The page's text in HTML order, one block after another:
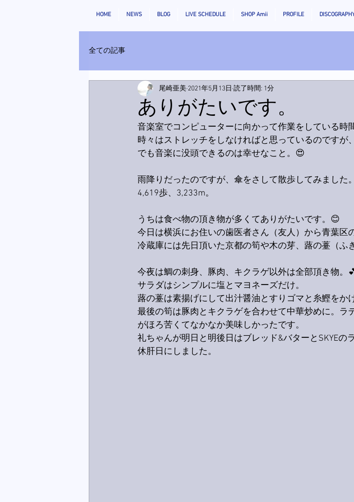
HOME NEWS BLOG LIVE SCHEDULE SHOP Amii PROFILE
全ての記事
ありがたいです。
尾崎亜美 2021年5月13日 読了時間: 1分
音楽室でコンピューターに向かって作業をしている時
時々はストレッチをしなければと思っているのですが
でも音楽に没頭できるのは幸せなこと。😍
雨降りだったのですが、傘をさして散歩してみました
4,619歩、3,233m。
うちは食べ物の頂き物が多くてありがたいです。😊
今日は横浜にお住いの歯医者さん（友人）から青葉区
冷蔵庫には先日頂いた京都の筍や木の芽、蕗の薹（ふ
今夜は鯛の刺身、豚肉、キクラゲ以外は全部頂き物。
サラダはシンプルに塩とマヨネーズだけ。
蕗の薹は素揚げにして出汁醤油とすりゴマと糸鰹をか
最後の筍は豚肉とキクラゲを合わせて中華炒めに。ラ
がほろ苦くてなかなか美味しかったです。
礼ちゃんが明日と明後日はブレッド&バターとSKYEの
休肝日にしました。